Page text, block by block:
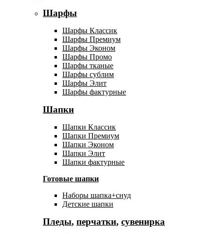
Шарфы
Шарфы Классик
Шарфы Премиум
Шарфы Эконом
Шарфы Промо
Шарфы тканые
Шарфы сублим
Шарфы Элит
Шарфы фактурные
Шапки
Шапки Классик
Шапки Премиум
Шапки Эконом
Шапки Элит
Шапки фактурные
Готовые шапки
Наборы шапка+снуд
Детские шапки
Пледы, перчатки, сувенирка